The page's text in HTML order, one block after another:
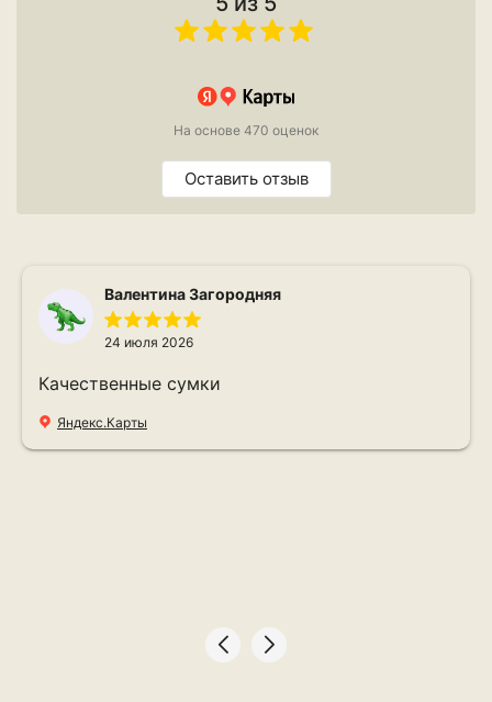
На основе 470 оценок
Оставить отзыв
Валентина Загородняя
24 июля 2026
Качественные сумки
Яндекс.Карты